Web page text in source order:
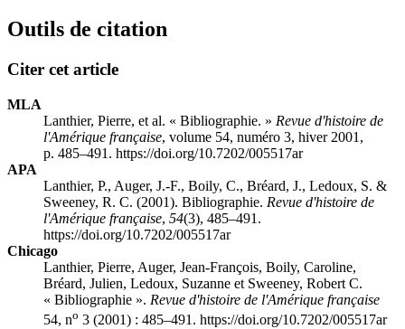
Outils de citation
Citer cet article
MLA
Lanthier, Pierre, et al. « Bibliographie. » Revue d'histoire de
l'Amérique française, volume 54, numéro 3, hiver 2001,
p. 485–491. https://doi.org/10.7202/005517ar
APA
Lanthier, P., Auger, J.-F., Boily, C., Bréard, J., Ledoux, S. &
Sweeney, R. C. (2001). Bibliographie. Revue d'histoire de
l'Amérique française, 54(3), 485–491.
https://doi.org/10.7202/005517ar
Chicago
Lanthier, Pierre, Auger, Jean-François, Boily, Caroline,
Bréard, Julien, Ledoux, Suzanne et Sweeney, Robert C.
« Bibliographie ». Revue d'histoire de l'Amérique française
54, no 3 (2001) : 485–491. https://doi.org/10.7202/005517ar